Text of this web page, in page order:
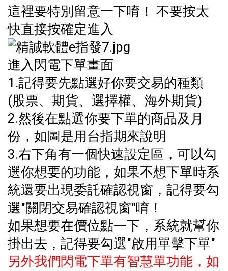
這裡要特別留意一下唷！ 不要按太
快直接按確定進入
進入閃電下單畫面
1.記得要先點選好你要交易的種類
(股票、期貨、選擇權、海外期貨)
2.然後在點選你要下單的商品及月
份，如圖是用台指期來說明
3.右下角有一個快速設定區，可以勾
選你想要的功能，如果不想下單時系
統還要出現委託確認視窗，記得要勾
選"關閉交易確認視窗"唷！
如果想要在價位點一下，系統就幫你
掛出去，記得要勾選"啟用單擊下單"
另外我們閃電下單有智慧單功能，如